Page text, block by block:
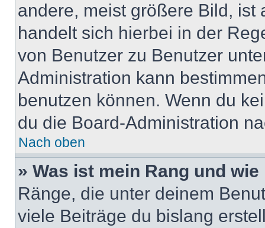
andere, meist größere Bild, ist
handelt sich hierbei in der
von Benutzer zu Benutzer
Administration kann
benutzen können. Wenn du
du die Board-Administration
Nach oben
» Was ist mein Rang und
Ränge, die unter deinem
viele Beiträge du bislang